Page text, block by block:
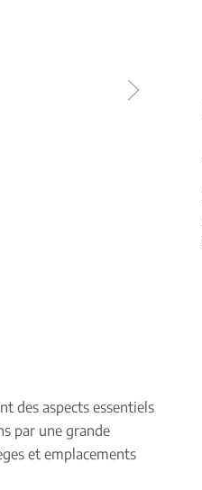
des aspects essentiels
par une grande
et emplacements